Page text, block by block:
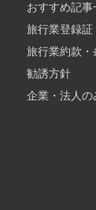
おすすめ記事
旅行業登録証
旅行業約款・
勧誘方針
企業・法人の